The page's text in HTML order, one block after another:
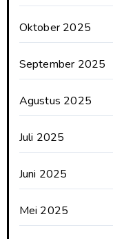
Oktober 2025
September 2025
Agustus 2025
Juli 2025
Juni 2025
Mei 2025